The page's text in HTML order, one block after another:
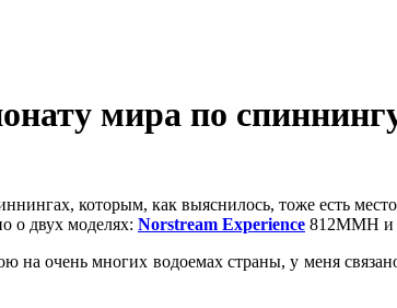
мира по
которым, как выяснилось, тоже есть
о двух моделях: Norstream Experience 812MMH и
очень многих водоемах страны, у меня